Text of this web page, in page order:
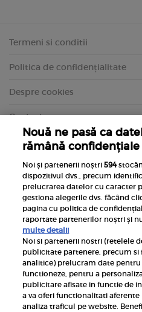
Termeni si conditii
Politica de confidențialitate
Despre cookies
Contact
Inscrie-te la newsletterul
Nouă ne pasă ca
rămână confidențiale
Noi și partenerii noștri594
dispozitivul dvs., precum
prelucrarea datelor cu caracter
gestiona alegerile dvs. făcând
pagina cu politica de
raportate partenerilor noștri și
multe detalii
Noi si partenerii nostri (retelele
publicitate partenere, precum si
analitice) prelucram date
functioneze, pentru a
publicitare afisate in functie de
a va oferi functionalitati
analiza traficul pe website.